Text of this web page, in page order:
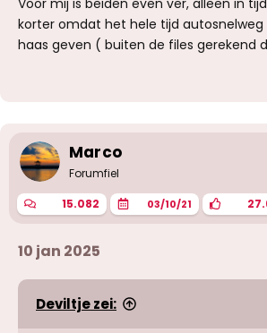
Voor mij is beiden even ver, alleen in
korter omdat het hele tijd autosnelweg
haas geven ( buiten de files gerekend
Marco
Forumfiel
15.082 03/10/21
10 jan 2025
Deviltje zei: